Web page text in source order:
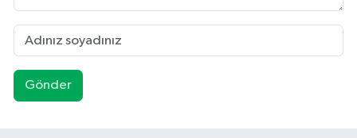
Gönder